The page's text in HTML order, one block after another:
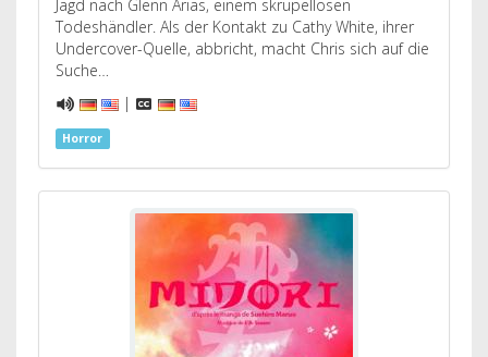
Jagd nach Glenn Arias, einem skrupellosen
Todeshändler. Als der Kontakt zu Cathy White, ihrer
Undercover-Quelle, abbricht, macht Chris sich auf die
Suche…
|
Horror